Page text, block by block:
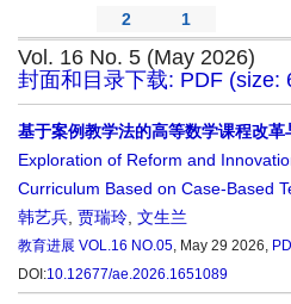
2
1
Vol. 16 No. 5 (May 2026)
封面和目录下载: PDF (size:
基于案例教学法的高等数学课程改革
Exploration of Reform and
Curriculum Based on Case-Based
韩艺兵 贾瑞玲 文生兰
教育进展 VOL.16 NO.05, May 29 2026,
DOI:10.12677/ae.2026.1651089